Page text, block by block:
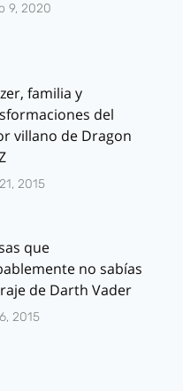
9, 2020
familia y
del
villano de Dragon
2015
que
no sabías
de Darth Vader
2015